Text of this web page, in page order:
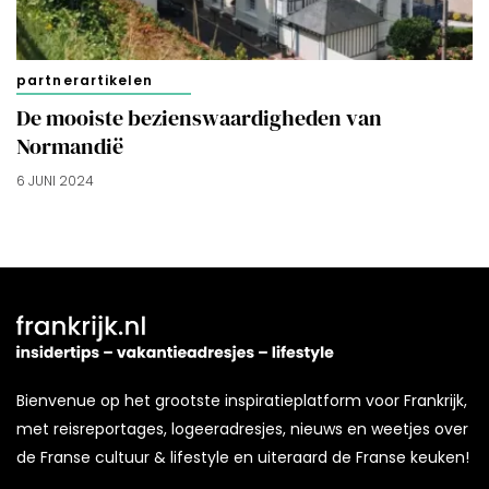
partnerartikelen
De mooiste bezienswaardigheden van
Normandië
6 JUNI 2024
Bienvenue op het grootste inspiratieplatform voor Frankrijk,
met reisreportages, logeeradresjes, nieuws en weetjes over
de Franse cultuur & lifestyle en uiteraard de Franse keuken!